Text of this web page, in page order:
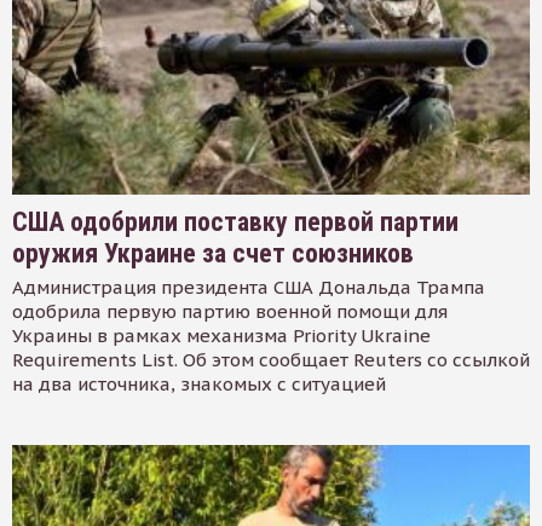
США одобрили поставку первой партии
оружия Украине за счет союзников
Администрация президента США Дональда Трампа
одобрила первую партию военной помощи для
Украины в рамках механизма Priority Ukraine
Requirements List. Об этом сообщает Reuters со ссылкой
на два источника, знакомых с ситуацией